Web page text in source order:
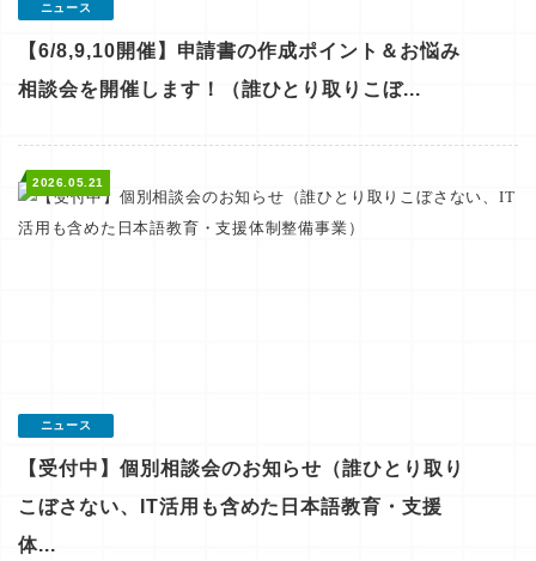
ニュース
【6/8,9,10開催】申請書の作成ポイント＆お悩み
相談会を開催します！（誰ひとり取りこぼ...
2026.05.21
ニュース
【受付中】個別相談会のお知らせ（誰ひとり取り
こぼさない、IT活用も含めた日本語教育・支援
体...